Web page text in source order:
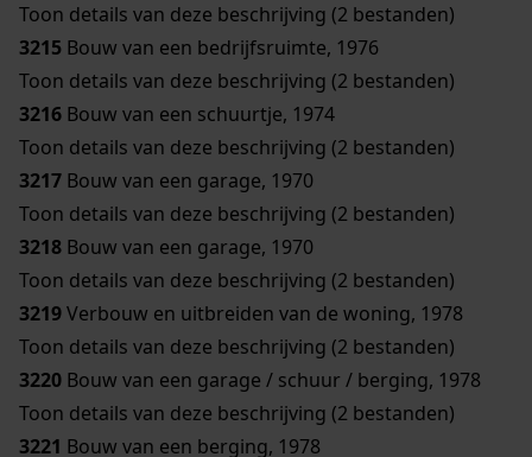
Toon details van deze beschrijving (2 bestanden)
3215 Bouw van een bedrijfsruimte, 1976
Toon details van deze beschrijving (2 bestanden)
3216 Bouw van een schuurtje, 1974
Toon details van deze beschrijving (2 bestanden)
3217 Bouw van een garage, 1970
Toon details van deze beschrijving (2 bestanden)
3218 Bouw van een garage, 1970
Toon details van deze beschrijving (2 bestanden)
3219Verbouw en uitbreiden van de woning, 1978
Toon details van deze beschrijving (2 bestanden)
3220 Bouw van een garage / schuur / berging, 1978
Toon details van deze beschrijving (2 bestanden)
3221 Bouw van een berging, 1978